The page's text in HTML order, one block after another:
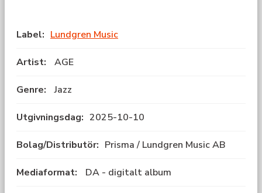
Label: Lundgren Music
Artist: AGE
Genre: Jazz
Utgivningsdag: 2025-10-10
Bolag/Distributör: Prisma / Lundgren Music AB
Mediaformat: DA - digitalt album